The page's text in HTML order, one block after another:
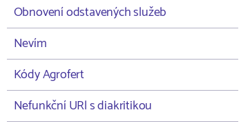
Obnovení odstavených služeb
Nevím
Kódy Agrofert
Nefunkční URl s diakritikou